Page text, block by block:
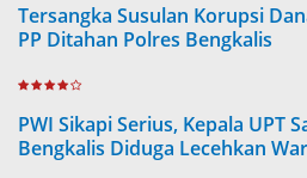
Tersangka Susulan Korupsi
PP Ditahan Polres Bengkalis
PWI Sikapi Serius, Kepala UPT
Bengkalis Diduga Lecehkan